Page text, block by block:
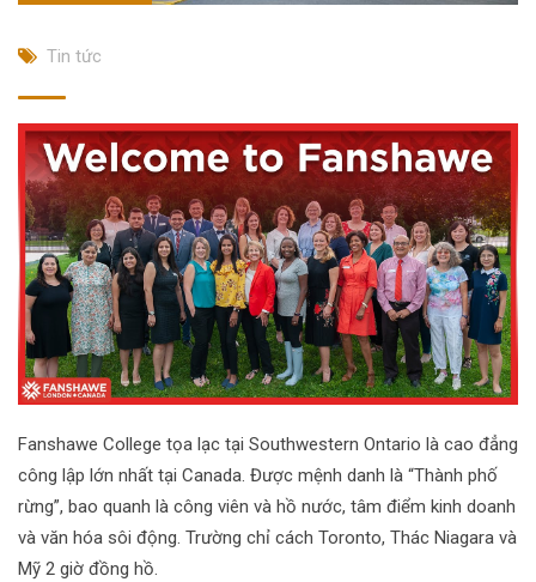
Tin tức
Fanshawe College tọa lạc tại Southwestern Ontario là cao đẳng
công lập lớn nhất tại Canada. Được mệnh danh là “Thành phố
rừng”, bao quanh là công viên và hồ nước, tâm điểm kinh doanh
và văn hóa sôi động. Trường chỉ cách Toronto, Thác Niagara và
Mỹ 2 giờ đồng hồ.